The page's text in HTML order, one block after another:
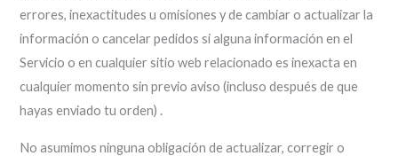
errores, inexactitudes u omisiones y de cambiar o actualizar la
información o cancelar pedidos si alguna información en el
Servicio o en cualquier sitio web relacionado es inexacta en
cualquier momento sin previo aviso (incluso después de que
hayas enviado tu orden) .
No asumimos ninguna obligación de actualizar, corregir o